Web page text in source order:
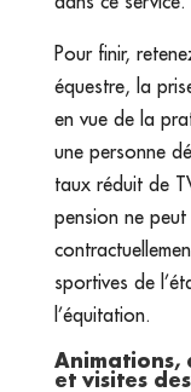
Pour finir,
équestre, la
en vue de la
une personne
taux réduit de
pension ne
sportives de
l’équitation.
Animations,
et visites